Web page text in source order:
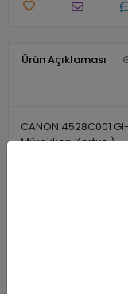
Ürün Açıklaması
CANON 4528C001
Mürekkep Kartuş )